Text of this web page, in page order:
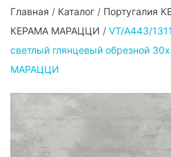
Главная / Каталог / Португалия
КЕРАМА МАРАЦЦИ / VT/A443/
светлый глянцевый обрезной
МАРАЦЦИ